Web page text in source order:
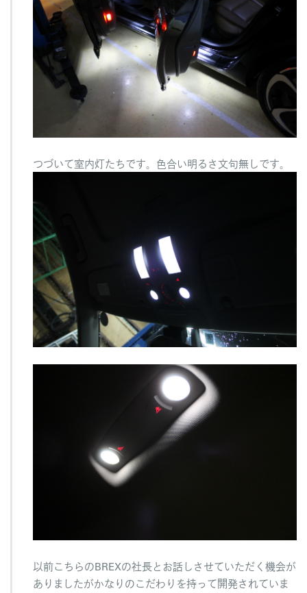
つづいて室内灯たちです。色合い明るさ文句無しです。
以前こちらのBREXの社長とお話しさせていただく機会が
ありましたがかなりのこだわりを持って開発されていま